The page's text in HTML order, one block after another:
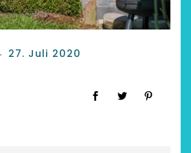
27. Juli 2020